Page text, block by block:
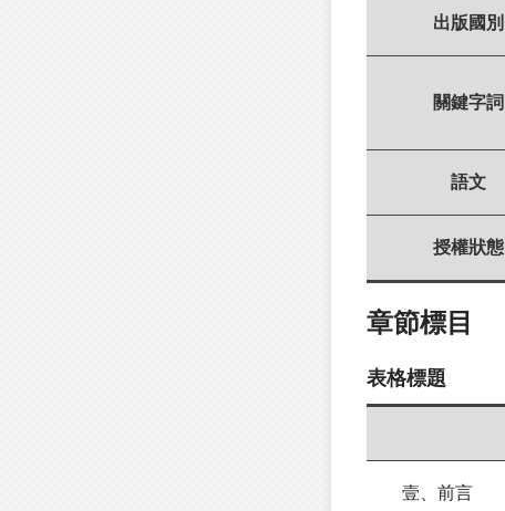
出版國別
關鍵字詞
語文
授權狀態
章節標目
表格標題
壹、前言